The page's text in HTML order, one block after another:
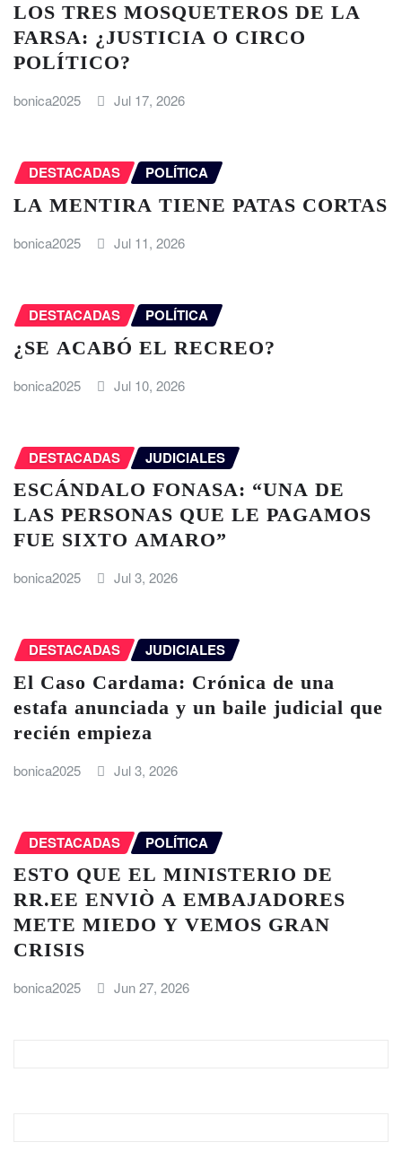
LOS TRES MOSQUETEROS DE LA
FARSA: ¿JUSTICIA O CIRCO
POLÍTICO?
bonica2025 Jul 17, 2026
DESTACADAS POLÍTICA
LA MENTIRA TIENE PATAS CORTAS
bonica2025 Jul 11, 2026
DESTACADAS POLÍTICA
¿SE ACABÓ EL RECREO?
bonica2025 Jul 10, 2026
DESTACADAS JUDICIALES
ESCÁNDALO FONASA: “UNA DE
LAS PERSONAS QUE LE PAGAMOS
FUE SIXTO AMARO”
bonica2025 Jul 3, 2026
DESTACADAS JUDICIALES
El Caso Cardama: Crónica de una
estafa anunciada y un baile judicial que
recién empieza
bonica2025 Jul 3, 2026
DESTACADAS POLÍTICA
ESTO QUE EL MINISTERIO DE
RR.EE ENVIÒ A EMBAJADORES
METE MIEDO Y VEMOS GRAN
CRISIS
bonica2025 Jun 27, 2026